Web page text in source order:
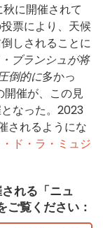
に開催されて
票により、天候
しされることに
・ブランシュが将
倒的に多かっ
催が、この見
なった。2023
されるようにな
ド・ラ・ミュジ
れる「ニュ
覧ください：